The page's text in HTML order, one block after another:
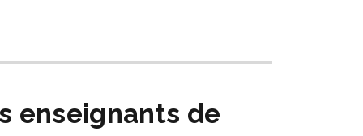
enseignants de